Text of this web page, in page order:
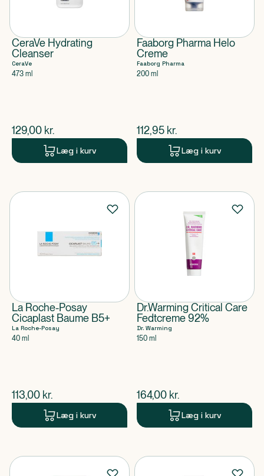
CeraVe Hydrating
Cleanser
CeraVe
473 ml
$nuværende pris
129,00 kr.
Læg i kurv
Faaborg Pharma Helo
Creme
Faaborg Pharma
200 ml
$nuværende pris
112,95 kr.
Læg i kurv
La Roche-Posay
Cicaplast Baume B5+
La Roche-Posay
40 ml
$nuværende pris
113,00 kr.
Læg i kurv
Dr.Warming Critical Care
Fedtcreme 92%
Dr. Warming
150 ml
$nuværende pris
164,00 kr.
Læg i kurv